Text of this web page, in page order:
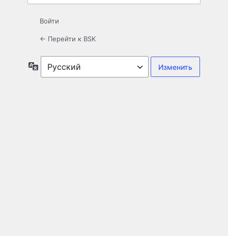
Войти
← Перейти к BSK
Язык